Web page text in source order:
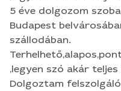
Dolgoztam felszolgálóként es
minimalis angol
pillanatban a teljes
lenne a legjobb
meghallgatok minden
levelem elnyerte
5 éve dolgozom
Budapest
szállodában.
,legyen szó akár
Dolgoztam